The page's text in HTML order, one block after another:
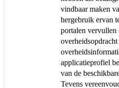
vindbaar maken
hergebruik ervan
portalen vervullen
applicatieprofiel
van de
Tevens